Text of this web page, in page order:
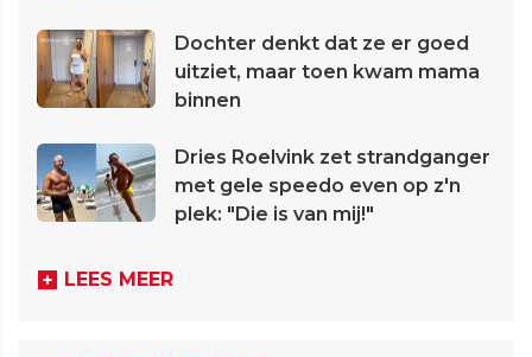
Dochter denkt dat ze er goed
uitziet, maar toen kwam mama
binnen
Dries Roelvink zet strandganger
met gele speedo even op z'n
plek: "Die is van mij!"
LEES MEER